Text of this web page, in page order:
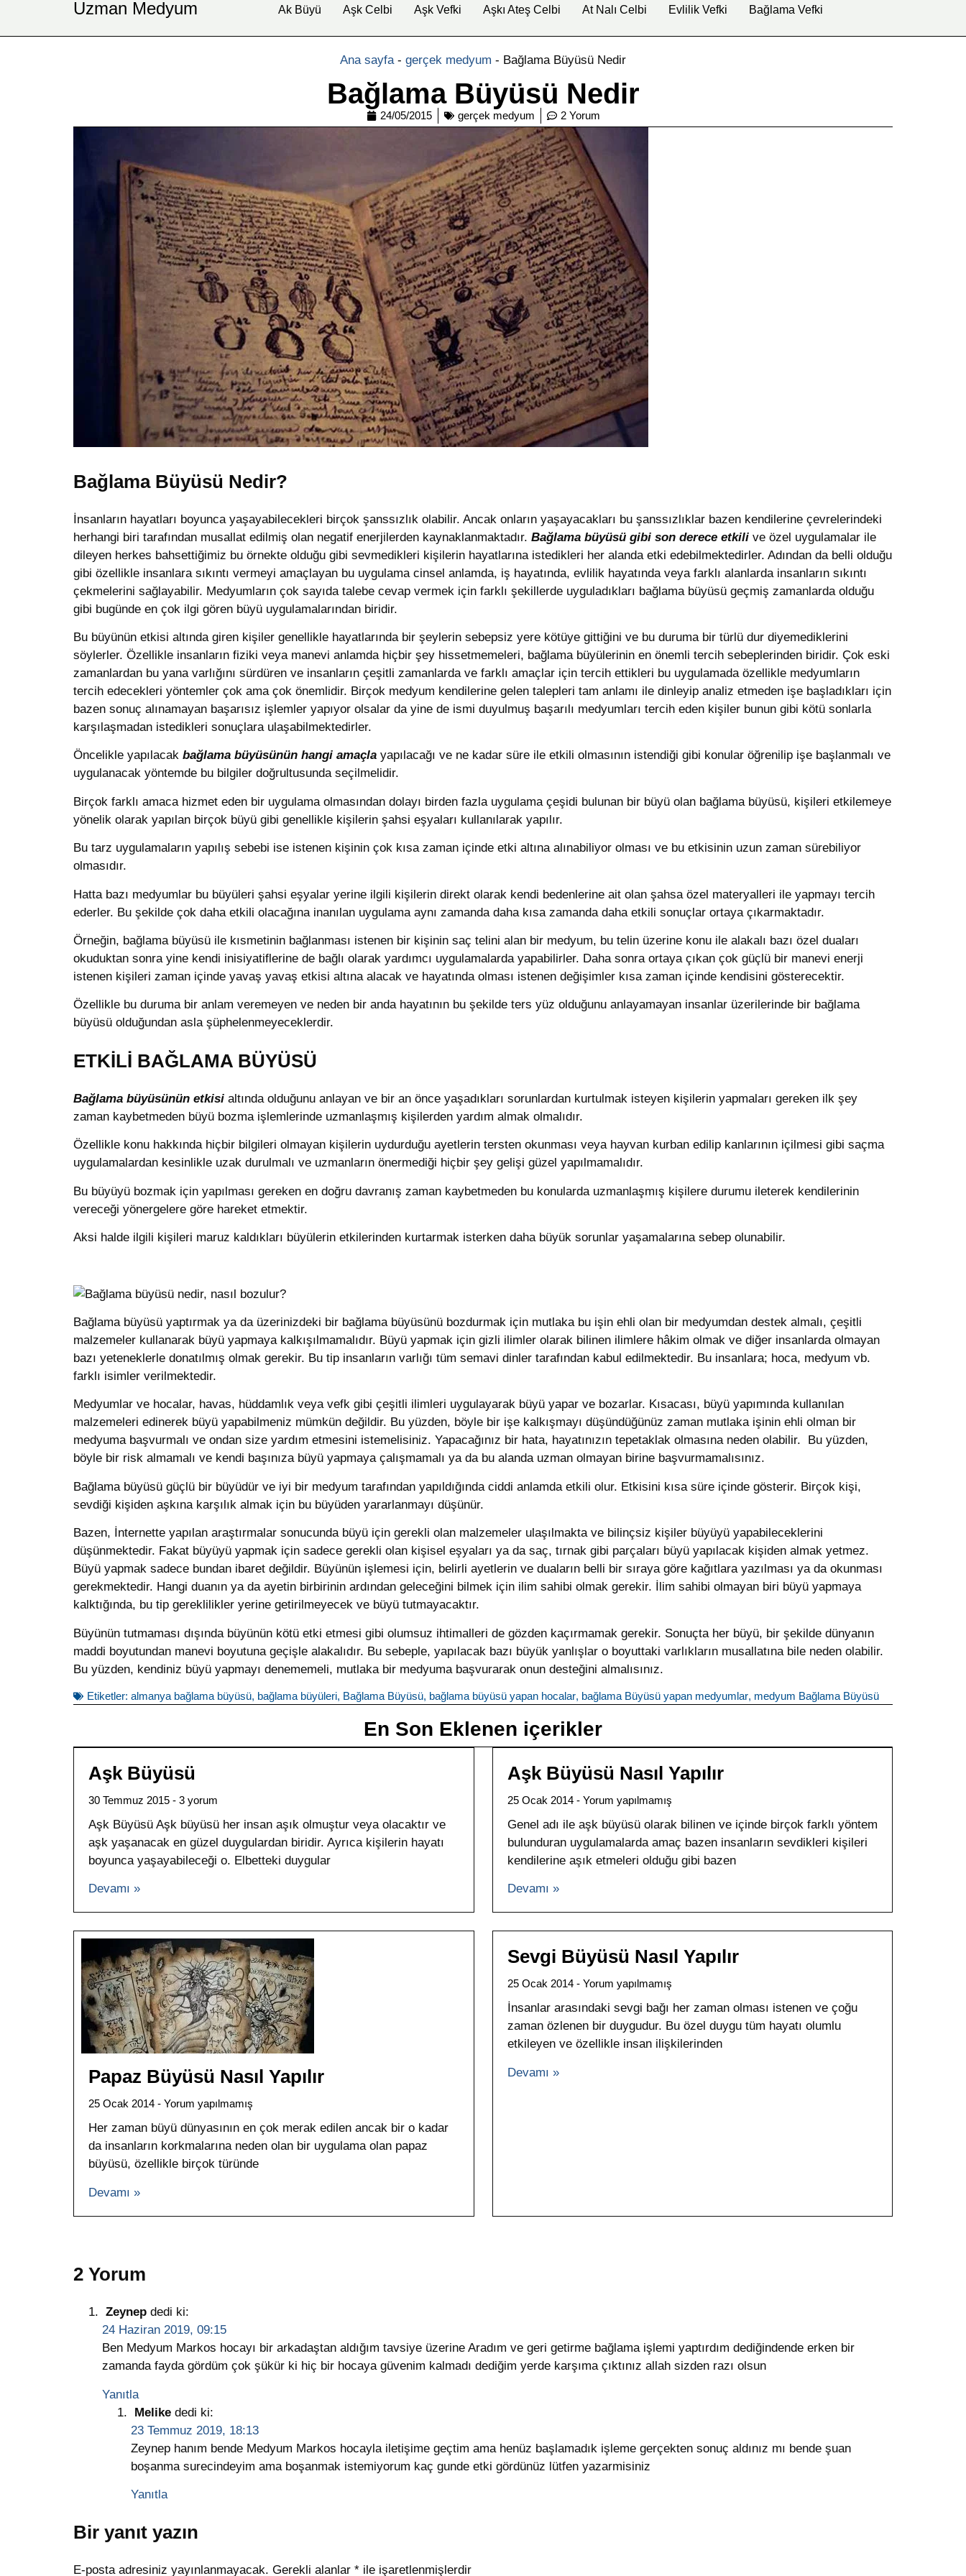
Uzman Medyum Ak Büyü Aşk Celbi Aşk Vefki Aşkı Ateş Celbi At Nalı Celbi Evlilik Vefki Bağlama Vefki
Ana sayfa- gerçek medyum - Bağlama Büyüsü Nedir
Bağlama Büyüsü Nedir
24/05/2015 gerçek medyum 2 Yorum
Bağlama Büyüsü Nedir?
İnsanların hayatları boyunca yaşayabilecekleri birçok şanssızlık olabilir. Ancak onların yaşayacakları bu şanssızlıklar bazen kendilerine çevrelerindeki
herhangi biri tarafından musallat edilmiş olan negatif enerjilerden kaynaklanmaktadır. Bağlama büyüsü gibi son derece etkili ve özel uygulamalar ile
dileyen herkes bahsettiğimiz bu örnekte olduğu gibi sevmedikleri kişilerin hayatlarına istedikleri her alanda etki edebilmektedirler. Adından da belli olduğu
gibi özellikle insanlara sıkıntı vermeyi amaçlayan bu uygulama cinsel anlamda, iş hayatında, evlilik hayatında veya farklı alanlarda insanların sıkıntı
çekmelerini sağlayabilir. Medyumların çok sayıda talebe cevap vermek için farklı şekillerde uyguladıkları bağlama büyüsü geçmiş zamanlarda olduğu
gibi bugünde en çok ilgi gören büyü uygulamalarından biridir.
Bu büyünün etkisi altında giren kişiler genellikle hayatlarında bir şeylerin sebepsiz yere kötüye gittiğini ve bu duruma bir türlü dur diyemediklerini
söylerler. Özellikle insanların fiziki veya manevi anlamda hiçbir şey hissetmemeleri, bağlama büyülerinin en önemli tercih sebeplerinden biridir. Çok eski
zamanlardan bu yana varlığını sürdüren ve insanların çeşitli zamanlarda ve farklı amaçlar için tercih ettikleri bu uygulamada özellikle medyumların
tercih edecekleri yöntemler çok ama çok önemlidir. Birçok medyum kendilerine gelen talepleri tam anlamı ile dinleyip analiz etmeden işe başladıkları için
bazen sonuç alınamayan başarısız işlemler yapıyor olsalar da yine de ismi duyulmuş başarılı medyumları tercih eden kişiler bunun gibi kötü sonlarla
karşılaşmadan istedikleri sonuçlara ulaşabilmektedirler.
Öncelikle yapılacak bağlama büyüsünün hangi amaçla yapılacağı ve ne kadar süre ile etkili olmasının istendiği gibi konular öğrenilip işe başlanmalı ve
uygulanacak yöntemde bu bilgiler doğrultusunda seçilmelidir.
Birçok farklı amaca hizmet eden bir uygulama olmasından dolayı birden fazla uygulama çeşidi bulunan bir büyü olan bağlama büyüsü, kişileri etkilemeye
yönelik olarak yapılan birçok büyü gibi genellikle kişilerin şahsi eşyaları kullanılarak yapılır.
Bu tarz uygulamaların yapılış sebebi ise istenen kişinin çok kısa zaman içinde etki altına alınabiliyor olması ve bu etkisinin uzun zaman sürebiliyor
olmasıdır.
Hatta bazı medyumlar bu büyüleri şahsi eşyalar yerine ilgili kişilerin direkt olarak kendi bedenlerine ait olan şahsa özel materyalleri ile yapmayı tercih
ederler. Bu şekilde çok daha etkili olacağına inanılan uygulama aynı zamanda daha kısa zamanda daha etkili sonuçlar ortaya çıkarmaktadır.
Örneğin, bağlama büyüsü ile kısmetinin bağlanması istenen bir kişinin saç telini alan bir medyum, bu telin üzerine konu ile alakalı bazı özel duaları
okuduktan sonra yine kendi inisiyatiflerine de bağlı olarak yardımcı uygulamalarda yapabilirler. Daha sonra ortaya çıkan çok güçlü bir manevi enerji
istenen kişileri zaman içinde yavaş yavaş etkisi altına alacak ve hayatında olması istenen değişimler kısa zaman içinde kendisini gösterecektir.
Özellikle bu duruma bir anlam veremeyen ve neden bir anda hayatının bu şekilde ters yüz olduğunu anlayamayan insanlar üzerilerinde bir bağlama
büyüsü olduğundan asla şüphelenmeyeceklerdir.
ETKİLİ BAĞLAMA BÜYÜSÜ
Bağlama büyüsünün etkisi altında olduğunu anlayan ve bir an önce yaşadıkları sorunlardan kurtulmak isteyen kişilerin yapmaları gereken ilk şey
zaman kaybetmeden büyü bozma işlemlerinde uzmanlaşmış kişilerden yardım almak olmalıdır.
Özellikle konu hakkında hiçbir bilgileri olmayan kişilerin uydurduğu ayetlerin tersten okunması veya hayvan kurban edilip kanlarının içilmesi gibi saçma
uygulamalardan kesinlikle uzak durulmalı ve uzmanların önermediği hiçbir şey gelişi güzel yapılmamalıdır.
Bu büyüyü bozmak için yapılması gereken en doğru davranış zaman kaybetmeden bu konularda uzmanlaşmış kişilere durumu ileterek kendilerinin
vereceği yönergelere göre hareket etmektir.
Aksi halde ilgili kişileri maruz kaldıkları büyülerin etkilerinden kurtarmak isterken daha büyük sorunlar yaşamalarına sebep olunabilir.
Bağlama büyüsü yaptırmak ya da üzerinizdeki bir bağlama büyüsünü bozdurmak için mutlaka bu işin ehli olan bir medyumdan destek almalı, çeşitli
malzemeler kullanarak büyü yapmaya kalkışılmamalıdır. Büyü yapmak için gizli ilimler olarak bilinen ilimlere hâkim olmak ve diğer insanlarda olmayan
bazı yeteneklerle donatılmış olmak gerekir. Bu tip insanların varlığı tüm semavi dinler tarafından kabul edilmektedir. Bu insanlara; hoca, medyum vb.
farklı isimler verilmektedir.
Medyumlar ve hocalar, havas, hüddamlık veya vefk gibi çeşitli ilimleri uygulayarak büyü yapar ve bozarlar. Kısacası, büyü yapımında kullanılan
malzemeleri edinerek büyü yapabilmeniz mümkün değildir. Bu yüzden, böyle bir işe kalkışmayı düşündüğünüz zaman mutlaka işinin ehli olman bir
medyuma başvurmalı ve ondan size yardım etmesini istemelisiniz. Yapacağınız bir hata, hayatınızın tepetaklak olmasına neden olabilir. Bu yüzden,
böyle bir risk almamalı ve kendi başınıza büyü yapmaya çalışmamalı ya da bu alanda uzman olmayan birine başvurmamalısınız.
Bağlama büyüsü güçlü bir büyüdür ve iyi bir medyum tarafından yapıldığında ciddi anlamda etkili olur. Etkisini kısa süre içinde gösterir. Birçok kişi,
sevdiği kişiden aşkına karşılık almak için bu büyüden yararlanmayı düşünür.
Bazen, İnternette yapılan araştırmalar sonucunda büyü için gerekli olan malzemeler ulaşılmakta ve bilinçsiz kişiler büyüyü yapabileceklerini
düşünmektedir. Fakat büyüyü yapmak için sadece gerekli olan kişisel eşyaları ya da saç, tırnak gibi parçaları büyü yapılacak kişiden almak yetmez.
Büyü yapmak sadece bundan ibaret değildir. Büyünün işlemesi için, belirli ayetlerin ve duaların belli bir sıraya göre kağıtlara yazılması ya da okunması
gerekmektedir. Hangi duanın ya da ayetin birbirinin ardından geleceğini bilmek için ilim sahibi olmak gerekir. İlim sahibi olmayan biri büyü yapmaya
kalktığında, bu tip gereklilikler yerine getirilmeyecek ve büyü tutmayacaktır.
Büyünün tutmaması dışında büyünün kötü etki etmesi gibi olumsuz ihtimalleri de gözden kaçırmamak gerekir. Sonuçta her büyü, bir şekilde dünyanın
maddi boyutundan manevi boyutuna geçişle alakalıdır. Bu sebeple, yapılacak bazı büyük yanlışlar o boyuttaki varlıkların musallatına bile neden olabilir.
Bu yüzden, kendiniz büyü yapmayı denememeli, mutlaka bir medyuma başvurarak onun desteğini almalısınız.
Etiketler: almanya bağlama büyüsü, bağlama büyüleri, Bağlama Büyüsü, bağlama büyüsü yapan hocalar, bağlama Büyüsü yapan medyumlar, medyum Bağlama Büyüsü
En Son Eklenen içerikler
Aşk Büyüsü
30 Temmuz 2015 3 yorum
Aşk Büyüsü Aşk büyüsü her insan aşık olmuştur veya olacaktır ve
aşk yaşanacak en güzel duygulardan biridir. Ayrıca kişilerin hayatı
boyunca yaşayabileceği o. Elbetteki duygular
Devamı »
Aşk Büyüsü Nasıl Yapılır
25 Ocak 2014 Yorum yapılmamış
Genel adı ile aşk büyüsü olarak bilinen ve içinde birçok farklı yöntem
bulunduran uygulamalarda amaç bazen insanların sevdikleri kişileri
kendilerine aşık etmeleri olduğu gibi bazen
Devamı »
Papaz Büyüsü Nasıl Yapılır
25 Ocak 2014 Yorum yapılmamış
Her zaman büyü dünyasının en çok merak edilen ancak bir o kadar
da insanların korkmalarına neden olan bir uygulama olan papaz
büyüsü, özellikle birçok türünde
Devamı »
Sevgi Büyüsü Nasıl Yapılır
25 Ocak 2014 Yorum yapılmamış
İnsanlar arasındaki sevgi bağı her zaman olması istenen ve çoğu
zaman özlenen bir duygudur. Bu özel duygu tüm hayatı olumlu
etkileyen ve özellikle insan ilişkilerinden
Devamı »
2 Yorum
Zeynep dedi ki:
24 Haziran 2019, 09:15
Ben Medyum Markos hocayı bir arkadaştan aldığım tavsiye üzerine Aradım ve geri getirme bağlama işlemi yaptırdım dediğindende erken bir
zamanda fayda gördüm çok şükür ki hiç bir hocaya güvenim kalmadı dediğim yerde karşıma çıktınız allah sizden razı olsun
Yanıtla
Melike dedi ki:
23 Temmuz 2019, 18:13
Zeynep hanım bende Medyum Markos hocayla iletişime geçtim ama henüz başlamadık işleme gerçekten sonuç aldınız mı bende şuan
boşanma surecindeyim ama boşanmak istemiyorum kaç gunde etki gördünüz lütfen yazarmisiniz
Yanıtla
Bir yanıt yazın
E-posta adresiniz yayınlanmayacak. Gerekli alanlar * ile işaretlenmişlerdir